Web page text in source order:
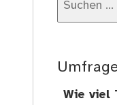
Wie viel